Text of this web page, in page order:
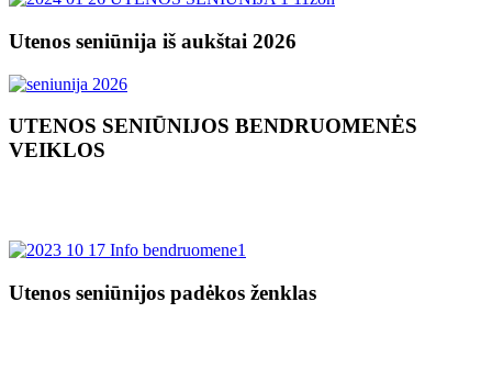
Utenos seniūnija iš aukštai 2026
UTENOS SENIŪNIJOS BENDRUOMENĖS
VEIKLOS
Utenos seniūnijos padėkos ženklas